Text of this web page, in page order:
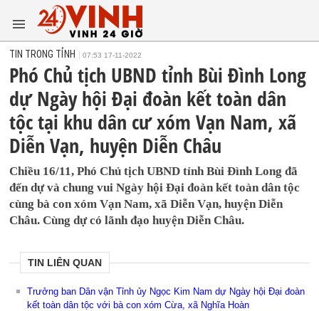
TIN TRONG TỈNH 07:53 17-11-2022
Phó Chủ tịch UBND tỉnh Bùi Đình Long
dự Ngày hội Đại đoàn kết toàn dân
tộc tại khu dân cư xóm Vạn Nam, xã
Diễn Vạn, huyện Diễn Châu
Chiều 16/11, Phó Chủ tịch UBND tỉnh Bùi Đình Long đã
đến dự và chung vui Ngày hội Đại đoàn kết toàn dân tộc
cùng bà con xóm Vạn Nam, xã Diễn Vạn, huyện Diễn
Châu. Cùng dự có lãnh đạo huyện Diễn Châu.
TIN LIÊN QUAN
Trưởng ban Dân vận Tỉnh ủy Ngọc Kim Nam dự Ngày hội Đại đoàn
kết toàn dân tộc với bà con xóm Cừa, xã Nghĩa Hoàn